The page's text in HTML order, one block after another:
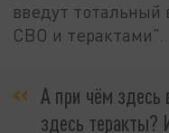
введут
СВО и терактами".
А при чём
здесь